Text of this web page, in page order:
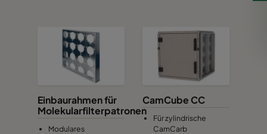
Einbaurahmen für
Molekularfilterpatronen
Modulares
CamCube CC
Für zylindrische
CamCarb